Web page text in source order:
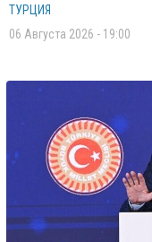
ТУРЦИЯ
06 Августа 2026 - 19:00